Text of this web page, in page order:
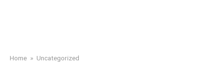
Home » Uncategorized